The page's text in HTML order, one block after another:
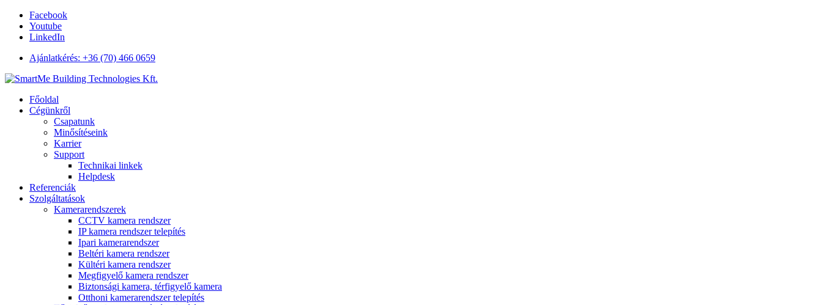
Facebook
Youtube
LinkedIn
Ajánlatkérés: +36 (70) 466 0659
Főoldal
Cégünkről
Csapatunk
Minősítéseink
Karrier
Support
Technikai linkek
Helpdesk
Referenciák
Szolgáltatások
Kamerarendszerek
CCTV kamera rendszer
IP kamera rendszer telepítés
Ipari kamerarendszer
Beltéri kamera rendszer
Kültéri kamera rendszer
Megfigyelő kamera rendszer
Biztonsági kamera, térfigyelő kamera
Otthoni kamerarendszer telepítés